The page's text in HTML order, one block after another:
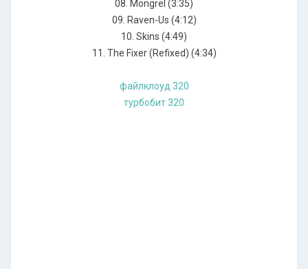
08. Mongrel (3:35)
09. Raven-Us (4:12)
10. Skins (4:49)
11. The Fixer (Refixed) (4:34)
файлклоуд 320
турбобит 320